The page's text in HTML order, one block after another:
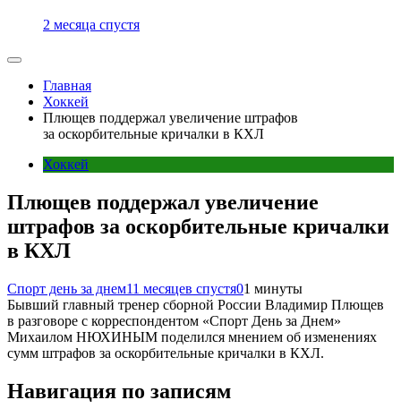
2 месяца спустя
Главная
Хоккей
Плющев поддержал увеличение штрафов
за оскорбительные кричалки в КХЛ
Хоккей
Плющев поддержал увеличение
штрафов за оскорбительные кричалки
в КХЛ
Спорт день за днем11 месяцев спустя01 минуты
‎Бывший главный тренер сборной России Владимир Плющев
в разговоре с корреспондентом «Спорт День за Днем»
Михаилом НЮХИНЫМ поделился мнением об изменениях
сумм штрафов за оскорбительные кричалки в КХЛ.
Навигация по записям